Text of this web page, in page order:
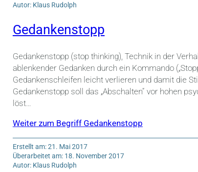
Autor: Klaus Rudolph
Gedankenstopp
Gedankenstopp (stop thinking), Technik in der
ablenkender Gedanken durch ein Kommando
Gedankenschleifen leicht verlieren und damit die
Gedankenstopp soll das „Abschalten“ vor hohen
löst…
Weiter zum Begriff Gedankenstopp
Erstellt am: 21. Mai 2017
Überarbeitet am: 18. November 2017
Autor: Klaus Rudolph